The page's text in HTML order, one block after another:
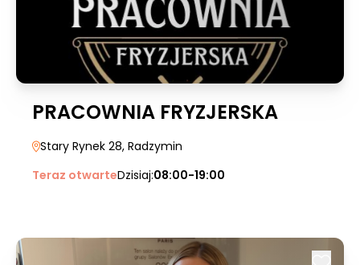
PRACOWNIA FRYZJERSKA
Stary Rynek 28, Radzymin
Teraz otwarteDzisiaj:08:00-19:00